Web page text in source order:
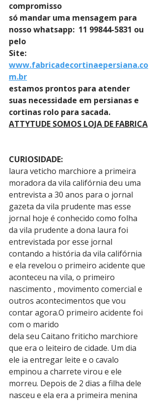
compromisso
só mandar uma mensagem para
nosso whatsapp:  11 99844-5831 ou
pelo
Site:
www.fabricadecortinaepersiana.co
m.br
estamos prontos para atender
suas necessidade em persianas e
cortinas rolo para sacada.
ATTYTUDE SOMOS LOJA DE FABRICA
CURIOSIDADE:
laura veticho marchiore a primeira
moradora da vila califórnia deu uma
entrevista a 30 anos para o jornal
gazeta da vila prudente mas esse
jornal hoje é conhecido como folha
da vila prudente a dona laura foi
entrevistada por esse jornal
contando a história da vila califórnia
e ela revelou o primeiro acidente que
aconteceu na vila, o primeiro
nascimento , movimento comercial e
outros acontecimentos que vou
contar agora.O primeiro acidente foi
com o marido
dela seu Caitano friticho marchiore
que era o leiteiro de cidade. Um dia
ele ia entregar leite e o cavalo
empinou a charrete virou e ele
morreu. Depois de 2 dias a filha dele
nasceu e ela era a primeira menina